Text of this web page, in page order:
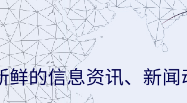
鲜的信息资讯、新闻